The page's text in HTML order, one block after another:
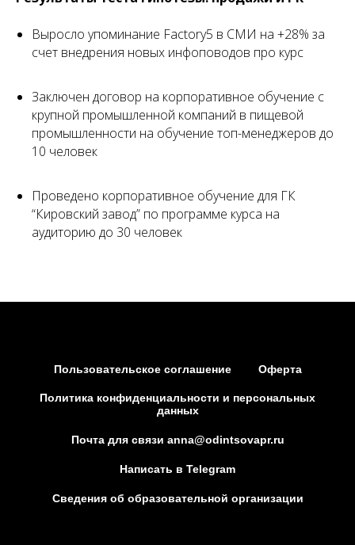
Выросло упоминание Factory5 в СМИ на +28% за
счет внедрения новых инфоповодов про курс
Заключен договор на корпоративное обучение с
крупной промышленной компаний в пищевой
промышленности на обучение топ-менеджеров до
10 человек
Проведено корпоративное обучение для ГК
“Кировский завод” по программе курса на
аудиторию до 30 человек
Пользовательское соглашение Оферта
Политика конфиденциальности и персональных
данных
Почта для связи anna@odintsovapr.ru
Написать в Telegram
Сведения об образовательной организации